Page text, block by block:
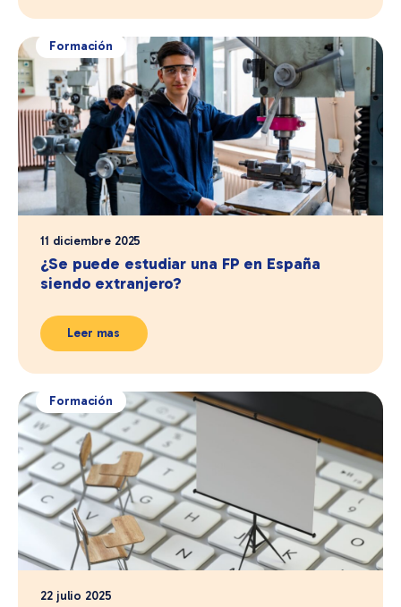
Formación
11 diciembre 2025
¿Se puede estudiar una FP en España
siendo extranjero?
Leer mas
Formación
22 julio 2025